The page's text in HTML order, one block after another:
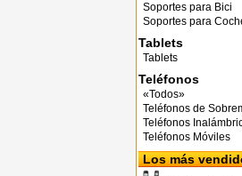
Soportes para Bici
Soportes para
Tablets
Tablets
Teléfonos
«Todos»
Teléfonos de
Teléfonos
Teléfonos Móviles
Los más